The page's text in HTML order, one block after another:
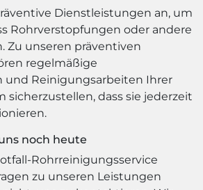
Dienstleistungen an, um
Rohrverstopfungen oder andere
Zu unseren präventiven
regelmäßige
und Reinigungsarbeiten Ihrer
sicherzustellen, dass sie jederzeit
noch heute
Rohrreinigungsservice
zu unseren Leistungen